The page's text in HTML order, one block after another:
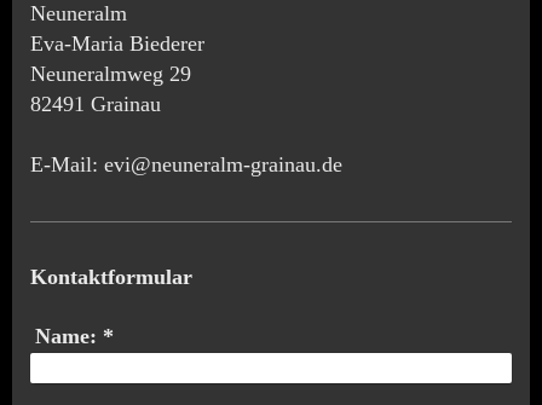
Neuneralm
Eva-Maria Biederer
Neuneralmweg 29
82491 Grainau
E-Mail: evi@neuneralm-grainau.de
Kontaktformular
Name: *